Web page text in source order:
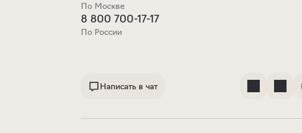
По Москве
8 800 700-17-17
По России
Написать в чат